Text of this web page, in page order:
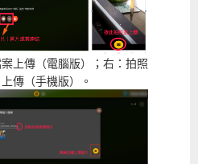
上傳（電腦版）；右：拍照
上傳（手機版）。